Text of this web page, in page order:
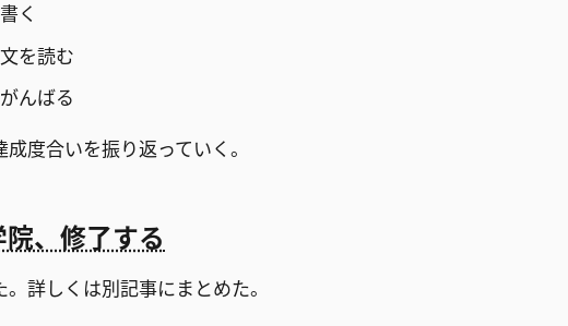
く
を読む
んばる
度合いを振り返っていく。
院、修了する
詳しくは別記事にまとめた。